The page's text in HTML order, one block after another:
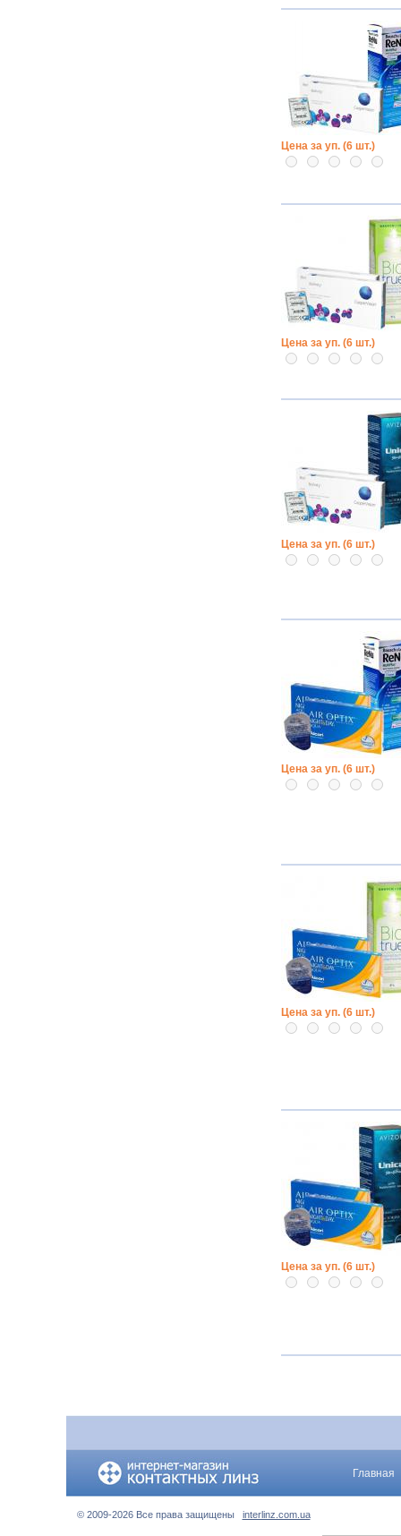
Цена за уп. (6 шт.)
Цена за уп. (6 шт.)
Цена за уп. (6 шт.)
Цена за уп. (6 шт.)
Цена за уп. (6 шт.)
Цена за уп. (6 шт.)
Главная
© 2009-2026 Все права защищены interlinz.com.ua